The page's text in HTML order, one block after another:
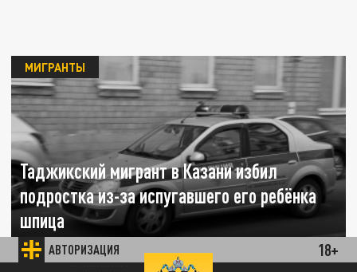
АВТОРИЗАЦИЯ 18+
Таджикский мигрант в Казани избил
подростка из-за испугавшего его ребёнка
шпица
МИГРАНТЫ
17 ИЮНЯ 12:59